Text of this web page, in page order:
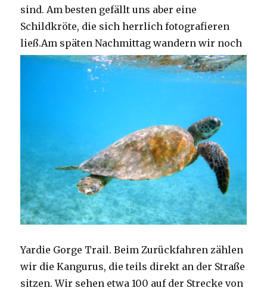
sind. Am besten gefällt uns aber eine
Schildkröte, die sich herrlich fotografieren
ließ.Am späten Nachmittag wandern wir noch
Yardie Gorge Trail. Beim Zurückfahren zählen
wir die Kangurus, die teils direkt an der Straße
sitzen. Wir sehen etwa 100 auf der Strecke von